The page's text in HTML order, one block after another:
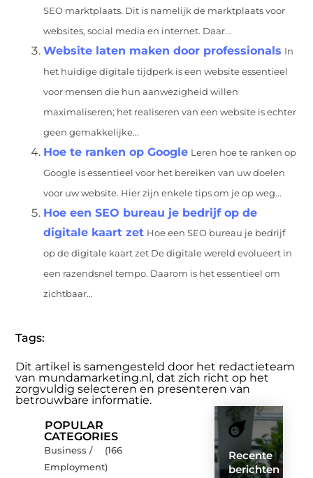
SEO marktplaats. Dit is namelijk de marktplaats voor
websites, social media en internet. Daar...
Website laten maken door professionals In
het huidige digitale tijdperk is een website essentieel
voor mensen die hun aanwezigheid willen
maximaliseren; het realiseren van een website is echter
geen gemakkelijke...
Hoe te ranken op Google Leren hoe te ranken op
Google is essentieel voor het bereiken van uw doelen
voor uw website. Hier zijn enkele tips om je op weg...
Hoe een SEO bureau je bedrijf op de
digitale kaart zet Hoe een SEO bureau je bedrijf
op de digitale kaart zet De digitale wereld evolueert in
een razendsnel tempo. Daarom is het essentieel om
zichtbaar...
Tags:
Dit artikel is samengesteld door het redactieteam
van mundamarketing.nl, dat zich richt op het
zorgvuldig selecteren en presenteren van
betrouwbare informatie.
POPULAR
CATEGORIES
Business /
Employment
(166
)
Recente
berichten